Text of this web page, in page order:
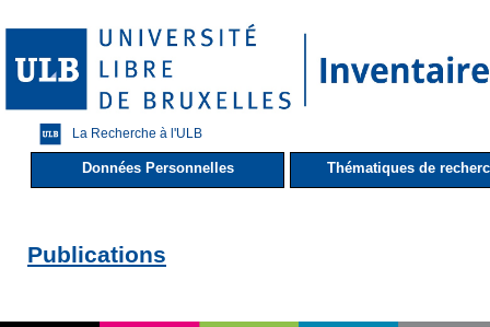
La Recherche à l'ULB
Données Personnelles Thématiques de
Publications